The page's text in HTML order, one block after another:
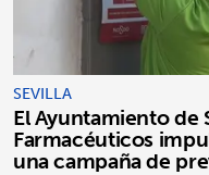
SEVILLA
El Ayuntamiento de
Farmacéuticos
una campaña de